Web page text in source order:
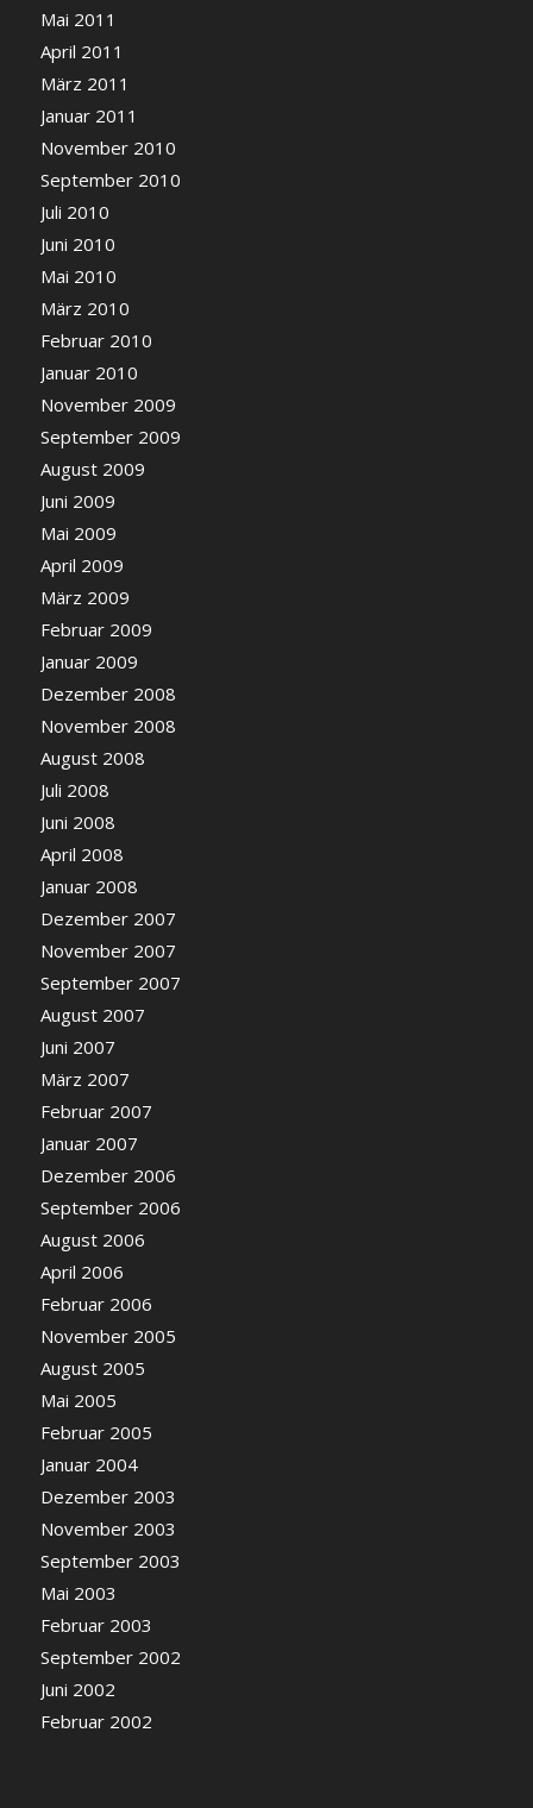
Mai 2011
April 2011
März 2011
Januar 2011
November 2010
September 2010
Juli 2010
Juni 2010
Mai 2010
März 2010
Februar 2010
Januar 2010
November 2009
September 2009
August 2009
Juni 2009
Mai 2009
April 2009
März 2009
Februar 2009
Januar 2009
Dezember 2008
November 2008
August 2008
Juli 2008
Juni 2008
April 2008
Januar 2008
Dezember 2007
November 2007
September 2007
August 2007
Juni 2007
März 2007
Februar 2007
Januar 2007
Dezember 2006
September 2006
August 2006
April 2006
Februar 2006
November 2005
August 2005
Mai 2005
Februar 2005
Januar 2004
Dezember 2003
November 2003
September 2003
Mai 2003
Februar 2003
September 2002
Juni 2002
Februar 2002